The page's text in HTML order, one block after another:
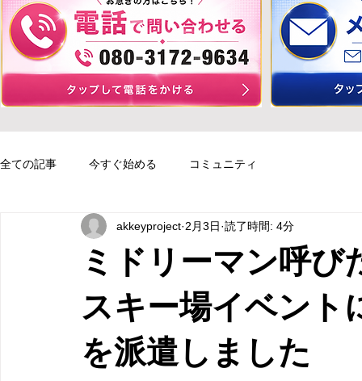
全ての記事 今すぐ始める コミュニティ
ミドリーマン呼び
スキー場イベント
を派遣しました
akkeyproject 2月3日 読了時間: 4分